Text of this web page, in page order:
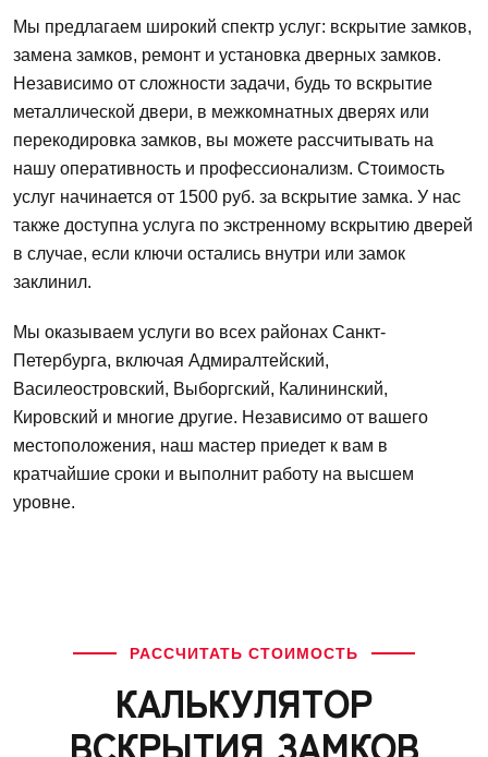
Мы предлагаем широкий спектр услуг: вскрытие замков,
замена замков, ремонт и установка дверных замков.
Независимо от сложности задачи, будь то вскрытие
металлической двери, в межкомнатных дверях или
перекодировка замков, вы можете рассчитывать на
нашу оперативность и профессионализм. Стоимость
услуг начинается от 1500 руб. за вскрытие замка. У нас
также доступна услуга по экстренному вскрытию дверей
в случае, если ключи остались внутри или замок
заклинил.
Мы оказываем услуги во всех районах Санкт-
Петербурга, включая Адмиралтейский,
Василеостровский, Выборгский, Калининский,
Кировский и многие другие. Независимо от вашего
местоположения, наш мастер приедет к вам в
кратчайшие сроки и выполнит работу на высшем
уровне.
РАССЧИТАТЬ СТОИМОСТЬ
КАЛЬКУЛЯТОР
ВСКРЫТИЯ ЗАМКОВ